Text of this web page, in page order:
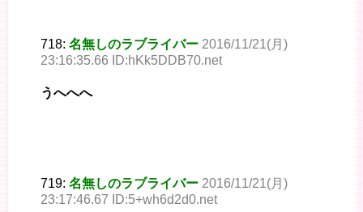
718: 名無しのラブライバー 2016/11/21(月)
23:16:35.66 ID:hKk5DDB70.net
うへへへ
719: 名無しのラブライバー 2016/11/21(月)
23:17:46.67 ID:5+wh6d2d0.net